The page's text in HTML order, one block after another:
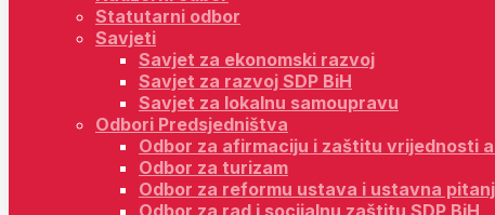
Statutarni odbor
Savjeti
Savjet za ekonomski razvoj
Savjet za razvoj SDP BiH
Savjet za lokalnu samoupravu
Odbori Predsjedništva
Odbor za afirmaciju i zaštitu vrijednosti
Odbor za turizam
Odbor za reformu ustava i ustavna
Odbor za rad i socijalnu zaštitu SDP BiH